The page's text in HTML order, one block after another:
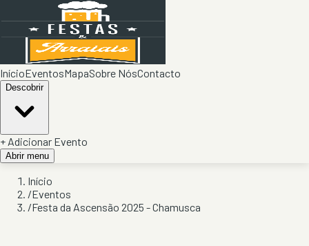
InícioEventosMapaSobre NósContacto
Descobrir
+ Adicionar Evento
Abrir menu
Início
/Eventos
/Festa da Ascensão 2025 - Chamusca